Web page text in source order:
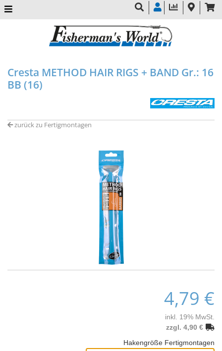
Cresta METHOD HAIR RIGS + BAND Gr.: 16
BB (16)
zurück zu Fertigmontagen
4,79 €
inkl. 19% MwSt.
zzgl. 4,90 €
Hakengröße Fertigmontagen